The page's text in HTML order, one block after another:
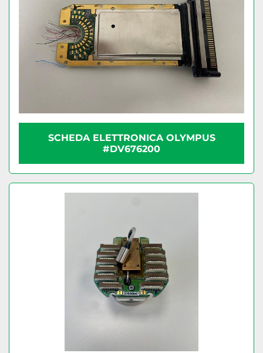
SCHEDA ELETTRONICA OLYMPUS
#DV676200